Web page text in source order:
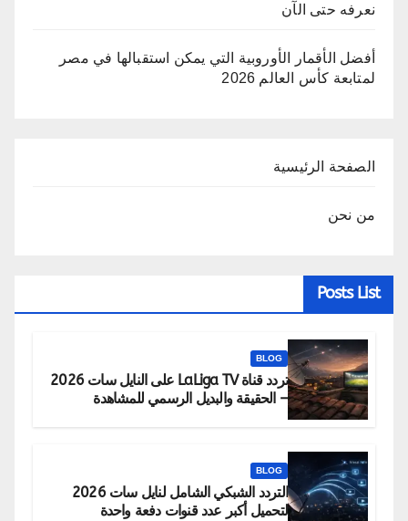
نعرفه حتى الآن
أفضل الأقمار الأوروبية التي يمكن استقبالها في مصر
لمتابعة كأس العالم 2026
الصفحة الرئيسية
من نحن
Posts List
BLOG
تردد قناة LaLiga TV على النايل سات 2026
– الحقيقة والبديل الرسمي للمشاهدة
BLOG
التردد الشبكي الشامل لنايل سات 2026
لتحميل أكبر عدد قنوات دفعة واحدة